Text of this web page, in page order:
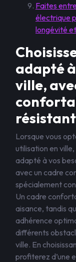
Faites
électrique
longévité
adapté
ville,
Lorsque vous
utilisation en
adapté à vos
avec un cadre
spécialement
Un cadre
aisance, tandis
adhérence
différents
ville. En
profiterez d’une